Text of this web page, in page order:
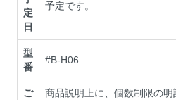
定
日
予定です。
型
番
#B-H06
ご
商品説明上に、個数制限の